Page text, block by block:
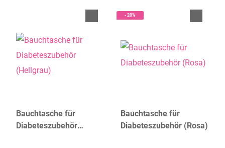
Bauchtasche für
Diabeteszubehör
- 20%
Bauchtasche für
Diabeteszubehör (Rosa)